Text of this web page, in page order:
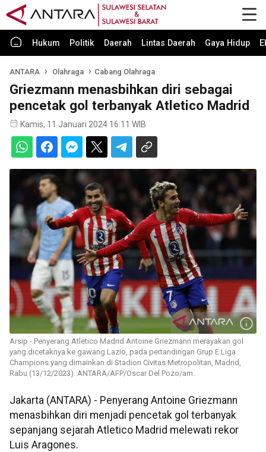
Hukum Politik Daerah Lintas Daerah Gaya Hidup
ANTARA Olahraga Cabang Olahraga
Griezmann menasbihkan diri sebagai
pencetak gol terbanyak Atletico Madrid
Kamis, 11 Januari 2024 16:11 WIB
Arsip - Penyerang Atletico Madrid Antoine Griezmann merayakan gol
yang dicetaknya ke gawang Lazio, pada pertandingan Grup E Liga
Champions yang dimainkan di Stadion Civitas Metropolitan, Madrid,
Rabu (13/12/2023). ANTARA/AFP/Oscar Del Pozo/am.
Jakarta (ANTARA) - Penyerang Antoine Griezmann
menasbihkan diri menjadi pencetak gol terbanyak
sepanjang sejarah Atletico Madrid melewati rekor
Luis Aragones.